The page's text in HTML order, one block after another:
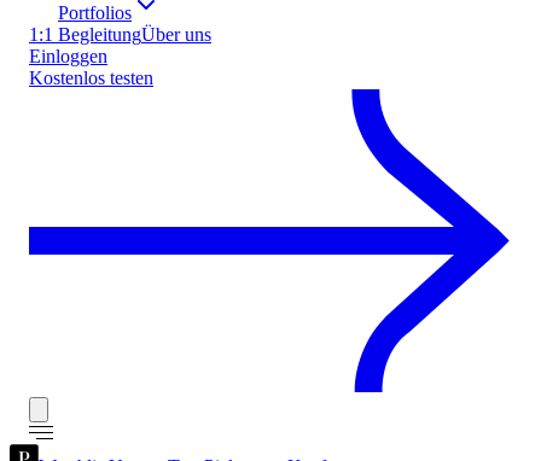
Portfolios
1:1 BegleitungÜber uns
Einloggen
Kostenlos testen